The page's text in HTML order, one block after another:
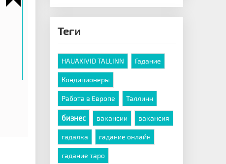
Теги
HAUAKIVID TALLINN Гадание
Кондиционеры
Работа в Европе Таллинн
бизнес вакансии вакансия
гадалка гадание онлайн
гадание таро